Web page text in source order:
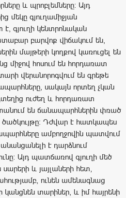
և պրոբլեմները: Այդ
մեկը գյուղամիջյան
գյուղի կենտրոնական
բարվոք վիճակում են,
մայթերի կողքով կառուցել են
միջով հոսում են հորդառատ
վերանորոգվում են գրեթե
սակայն որտեղ չկան
ուժեղ և հորդառատ
տանում են ճանապարհներին փռած
Դժվար է հատկապես
ամբողջովին պատվում
է դարձնում
Այդ պատճառով գյուղի մեծ
և յայլաների հետ,
ունեն ամենագնաց
կանցնեն տարիներ, և իմ հայրենի